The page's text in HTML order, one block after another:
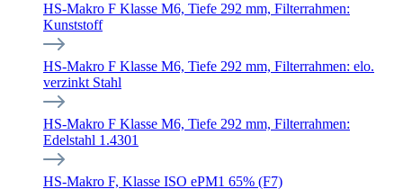
HS-Makro F Klasse M6, Tiefe 292 mm, Filterrahmen:
Kunststoff
HS-Makro F Klasse M6, Tiefe 292 mm, Filterrahmen: elo.
verzinkt Stahl
HS-Makro F Klasse M6, Tiefe 292 mm, Filterrahmen:
Edelstahl 1.4301
HS-Makro F, Klasse ISO ePM1 65% (F7)